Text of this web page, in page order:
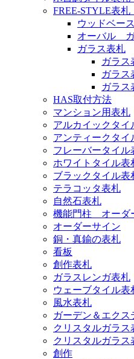
FREE-STYLE表札
ウッドベー
オーバル
ガラス表札
ガラス
ガラス
ガラス
HAS取付方法
マンション用表札
アルカイックタイ
アンティークタイ
フレーバータイル
ホワイトタイル表
ブラックタイル表
テラコッタ表札
自然石表札
機能門柱 オーダ
オーダーサイン
銅・真鍮の表札
看板
創作表札
ガラスレンガ表札
ウェーブタイル表
風水表札
ガーデン＆エクス
クリスタルガラス
クリスタルガラス
創作